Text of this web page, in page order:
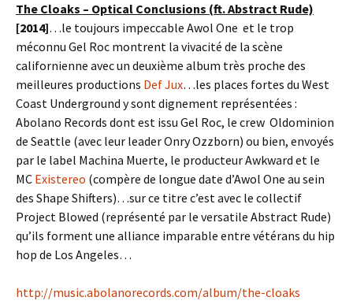
The Cloaks – Optical Conclusions (ft. Abstract Rude)
[2014]…le toujours impeccable Awol One et le trop
méconnu Gel Roc montrent la vivacité de la scène
californienne avec un deuxième album très proche des
meilleures productions Def Jux…les places fortes du West
Coast Underground y sont dignement représentées :
Abolano Records dont est issu Gel Roc, le crew Oldominion
de Seattle (avec leur leader Onry Ozzborn) ou bien, envoyés
par le label Machina Muerte, le producteur Awkward et le
MC Existereo (compère de longue date d’Awol One au sein
des Shape Shifters)…sur ce titre c’est avec le collectif
Project Blowed (représenté par le versatile Abstract Rude)
qu’ils forment une alliance imparable entre vétérans du hip
hop de Los Angeles…
http://music.abolanorecords.com/album/the-cloaks